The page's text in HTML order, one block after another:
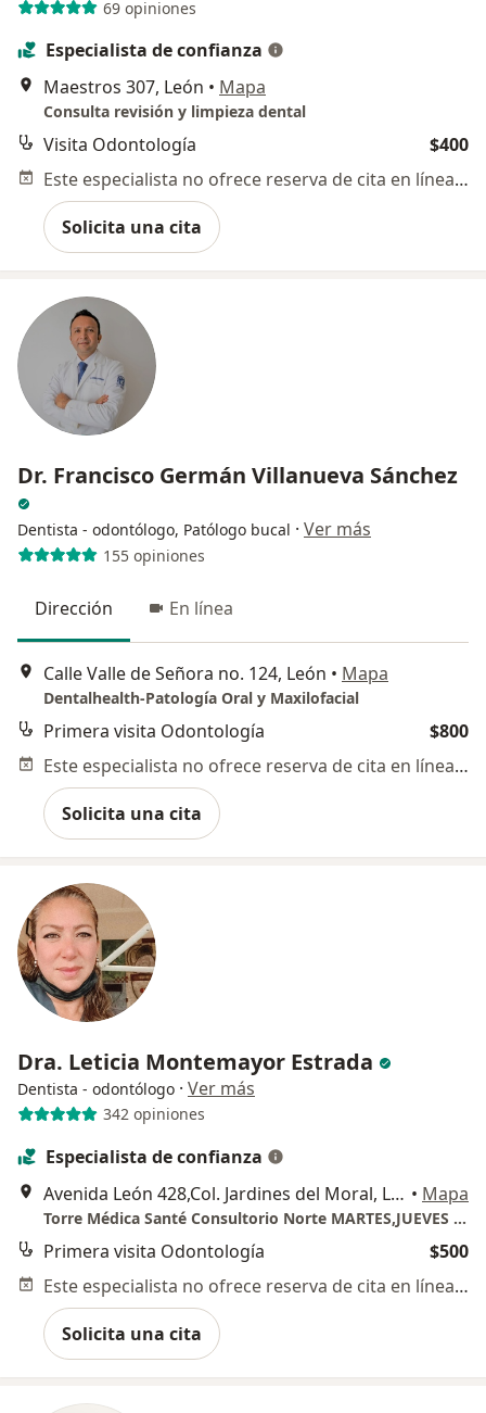
69 opiniones
Especialista de confianza
Maestros 307, León • Mapa
Consulta revisión y limpieza dental
Visita Odontología
$400
Este especialista no ofrece reserva de cita en línea en esta dirección.
Solicita una cita
Dr. Francisco Germán Villanueva Sánchez
Dentista - odontólogo, Patólogo bucal · Ver más
155 opiniones
Dirección En línea
Calle Valle de Señora no. 124, León • Mapa
Dentalhealth-Patología Oral y Maxilofacial
Primera visita Odontología
$800
Este especialista no ofrece reserva de cita en línea en esta dirección.
Solicita una cita
Dra. Leticia Montemayor Estrada
Dentista - odontólogo · Ver más
342 opiniones
Especialista de confianza
Avenida León 428,Col. Jardines del Moral, León • Mapa
Torre Médica Santé Consultorio Norte MARTES,JUEVES Y SABADO Toda Consulta Genera Honorarios
Primera visita Odontología
$500
Este especialista no ofrece reserva de cita en línea en esta dirección.
Solicita una cita